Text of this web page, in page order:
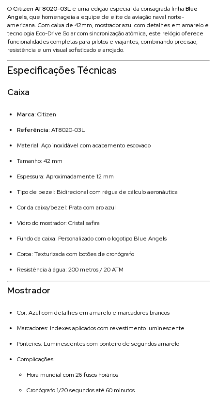
OCitizen AT8020-03L é uma edição especial da consagrada linha Blue
Angels, que homenageia a equipe de elite da aviação naval norte-
americana. Com caixa de 42mm, mostrador azul com detalhes em amarelo e
tecnologia Eco-Drive Solar com sincronização atômica, este relógio oferece
funcionalidades completas para pilotos e viajantes, combinando precisão,
resistência e um visual sofisticado e arrojado.
Especificações Técnicas
Caixa
Marca: Citizen
Referência: AT8020-03L
Material: Aço inoxidável com acabamento escovado
Tamanho: 42 mm
Espessura: Aproximadamente 12 mm
Tipo de bezel: Bidirecional com régua de cálculo aeronáutica
Cor da caixa/bezel: Prata com aro azul
Vidro do mostrador: Cristal safira
Fundo da caixa: Personalizado com o logotipo Blue Angels
Coroa: Texturizada com botões de cronógrafo
Resistência à água: 200 metros / 20 ATM
Mostrador
Cor: Azul com detalhes em amarelo e marcadores brancos
Marcadores: Indexes aplicados com revestimento luminescente
Ponteiros: Luminescentes com ponteiro de segundos amarelo
Complicações:
Hora mundial com 26 fusos horários
Cronógrafo 1/20 segundos até 60 minutos